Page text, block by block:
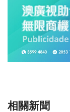
相關新聞